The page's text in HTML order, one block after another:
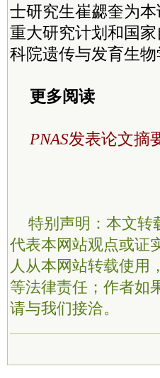
士研究生崔勰奎为
重大研究计划和国
科院遗传与发育生物
更多阅读
PNAS发表论文摘
特别声明：本文转
代表本网站观点或证
人从本网站转载使用
等法律责任；作者如
请与我们接洽。